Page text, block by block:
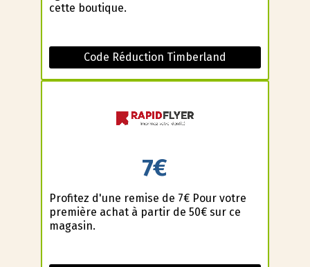
cette boutique.
Code Réduction Timberland
7€
Profitez d'une remise de 7€ Pour votre
première achat à partir de 50€ sur ce
magasin.